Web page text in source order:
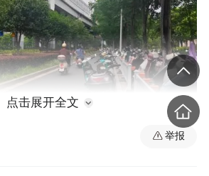
点击展开全文
举报